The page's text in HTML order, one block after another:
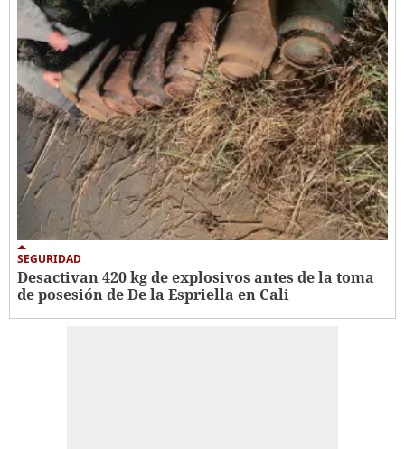
SEGURIDAD
Desactivan 420 kg de explosivos antes de la toma
de posesión de De la Espriella en Cali